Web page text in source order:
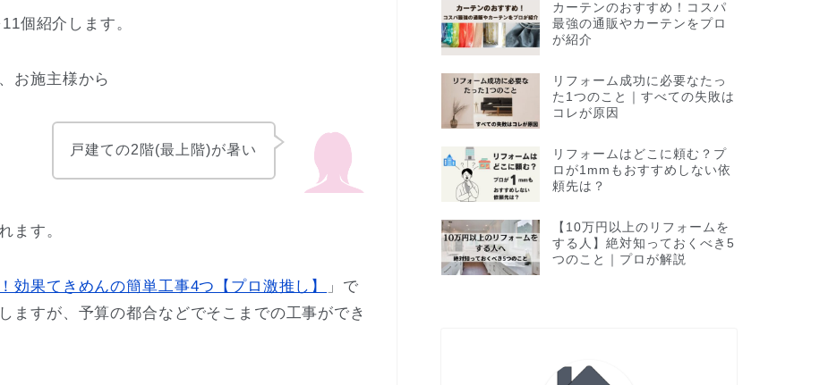
個紹介します。
お施主様から
戸建ての2階(最上階)が暑い
ます。
効果てきめんの簡単工事4つ【プロ激推し】
」で
ますが、予算の都合などでそこまでの工事ができ
カーテンのおすすめ！コスパ
最強の通販やカーテンをプロ
が紹介
リフォーム成功に必要なたっ
た1つのこと｜すべての失敗は
コレが原因
リフォームはどこに頼む？プ
ロが1mmもおすすめしない依
頼先は？
【10万円以上のリフォームを
する人】絶対知っておくべき5
つのこと｜プロが解説